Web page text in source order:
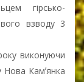
гірсько-
взводу 3
виконуючи
Нова Камʼянка